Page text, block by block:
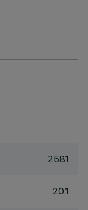
2581
20.1